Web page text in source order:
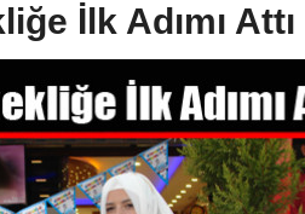
İlk Adımı Attı